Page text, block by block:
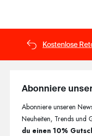
Kostenlose
Abonniere
Abonniere unseren
Neuheiten, Trends und
du einen 10%